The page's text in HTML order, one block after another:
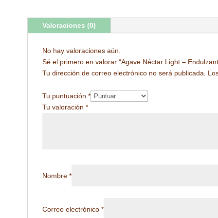
S/99.90.S/59.90.
era:
S/
Valoraciones (0)
No hay valoraciones aún.
Sé el primero en valorar “Agave Néctar Light –
Tu dirección de correo electrónico no será publicada.
Tu puntuación*
Tu valoración*
Nombre*
Correo electrónico*